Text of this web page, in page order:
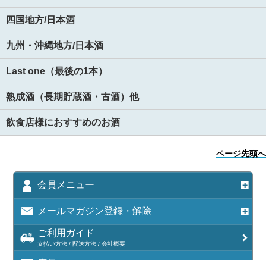
四国地方/日本酒
九州・沖縄地方/日本酒
Last one（最後の1本）
熟成酒（長期貯蔵酒・古酒）他
飲食店様におすすめのお酒
ページ先頭へ
会員メニュー
メールマガジン登録・解除
ご利用ガイド
支払い方法 / 配送方法 / 会社概要